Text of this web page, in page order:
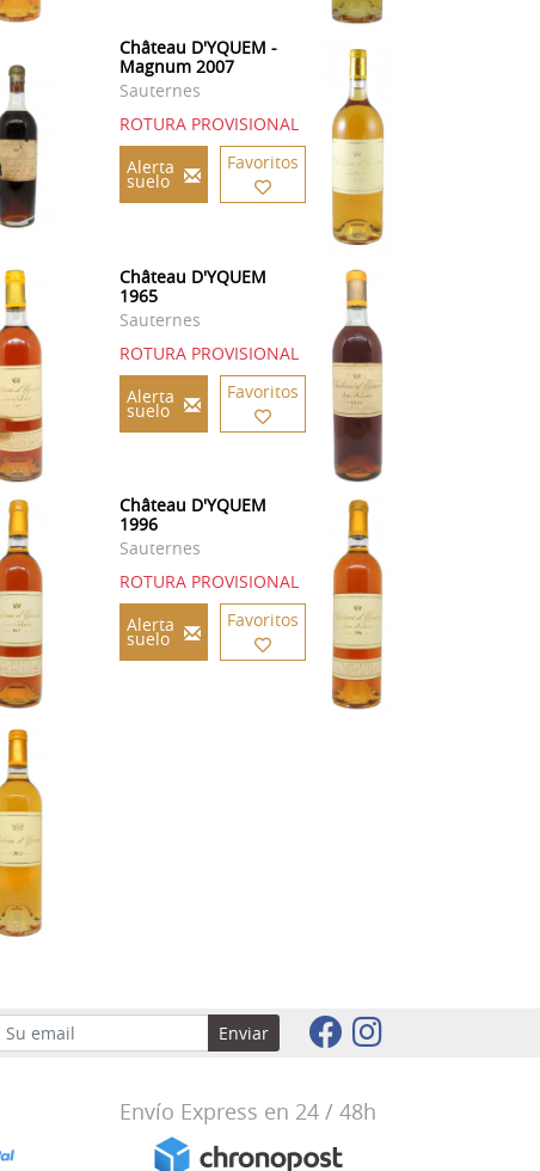
Château D'YQUEM -
Magnum 2007
Sauternes
ROTURA PROVISIONAL
Alerta
suelo
Favoritos
Château D'YQUEM
1965
Sauternes
ROTURA PROVISIONAL
Alerta
suelo
Favoritos
Château D'YQUEM
1996
Sauternes
ROTURA PROVISIONAL
Alerta
suelo
Favoritos
Enviar
Envío Express en 24 / 48h